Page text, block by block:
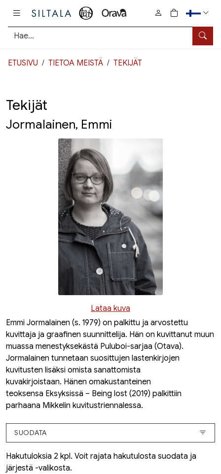
Hae
0
tuotetta
ETUSIVU TIETOA MEISTÄ TEKIJÄT
Tekijät
Jormalainen, Emmi
Lataa kuva
Emmi Jormalainen (s. 1979) on palkittu ja arvostettu
kuvittaja ja graafinen suunnittelija. Hän on kuvittanut muun
muassa menestyksekästä Puluboi-sarjaa (Otava).
Jormalainen tunnetaan suosittujen lastenkirjojen
kuvitusten lisäksi omista sanattomista
kuvakirjoistaan. Hänen omakustanteinen
teoksensa Eksyksissä – Being lost (2019) palkittiin
parhaana Mikkelin kuvitustriennalessa.
SUODATA
Hakutuloksia 2 kpl. Voit rajata hakutulosta suodata ja
järjestä -valikosta.